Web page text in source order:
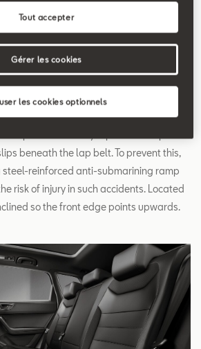
describes what could happen in a head-
beneath the lap belt. To prevent this,
reinforced anti-submarining ramp
risk of injury in such accidents. Located
so the front edge points upwards.
les cookies optionnels
Tout accepter
Gérer les cookies